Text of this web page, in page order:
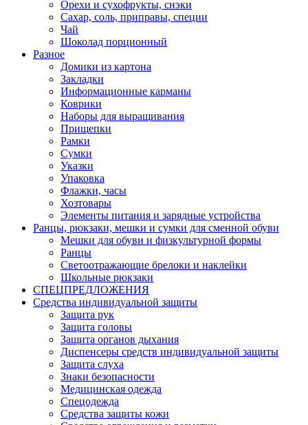
Орехи и сухофрукты, снэки
Сахар, соль, приправы, специи
Чай
Шоколад порционный
Разное
Домики из картона
Закладки
Информационные карманы
Коврики
Наборы для выращивания
Прищепки
Рамки
Сумки
Указки
Упаковка
Флажки, часы
Хозтовары
Элементы питания и зарядные устройства
Ранцы, рюкзаки, мешки и сумки для сменной обуви
Мешки для обуви и физкультурной формы
Ранцы
Светоотражающие брелоки и наклейки
Школьные рюкзаки
СПЕЦПРЕДЛОЖЕНИЯ
Средства индивидуальной защиты
Защита рук
Защита головы
Защита органов дыхания
Диспенсеры средств индивидуальной защиты
Защита слуха
Знаки безопасности
Медицинская одежда
Спецодежда
Средства защиты кожи